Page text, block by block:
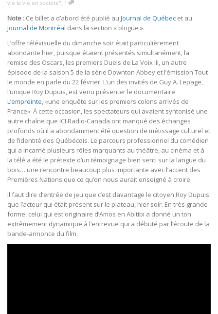
vie la vie en société", 1
Note : Ce billet a d’abord été publié au Journal de Québec et au
Journal de Montréal dans la section « blogue ».
L’offre télévisuelle du dimanche soir était particulièrement
abondante hier, puisque étaient présentés simultanément, la
remise des Oscars, les premiers Duels de La Voix III, un autre
épisode de la saison 5 de la série Downton Abbey et l’émission Tout
le monde en parle du 22 février. L’un des invités de Guy A. Lepage,
l’unique Roy Dupuis, est venu présenter le documentaire
L’empreinte, «une enquête sur les premiers colons arrivés de
France». À cette occasion, les spectateurs qui avaient syntonisé une
autre chaîne que ICI Radio-Canada ont manqué des échanges
profonds où il a abondamment été question de métissage culturel et
de l’identité des Québécois. Le parcours professionnel du comédien
qui a incarné plusieurs rôles marquants au théâtre, au cinéma et à
la télé a été le prétexte d’un témoignage bien senti sur la langue du
bois… une rencontre beaucoup plus importante avec l’accent des
Premières Nations que ce qu’on nous aurait enseigné à croire.
Il faut dire d’entrée de jeu que c’est davantage le citoyen Roy Dupuis
que l’acteur qui était présent sur le plateau, hier soir. En très grande
forme, celui qui est originaire d’Amos en Abitibi a donné un ton
extrêmement dynamique à l’entrevue qui a débuté par l’écoute de la
bande-annonce du film.